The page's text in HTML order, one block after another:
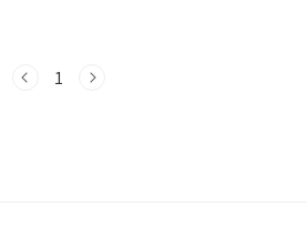
하죠? 주말마다 '우리 강아지랑 어디 가
제가 직접 찾아보고 엄선한, 가족과 반려
1